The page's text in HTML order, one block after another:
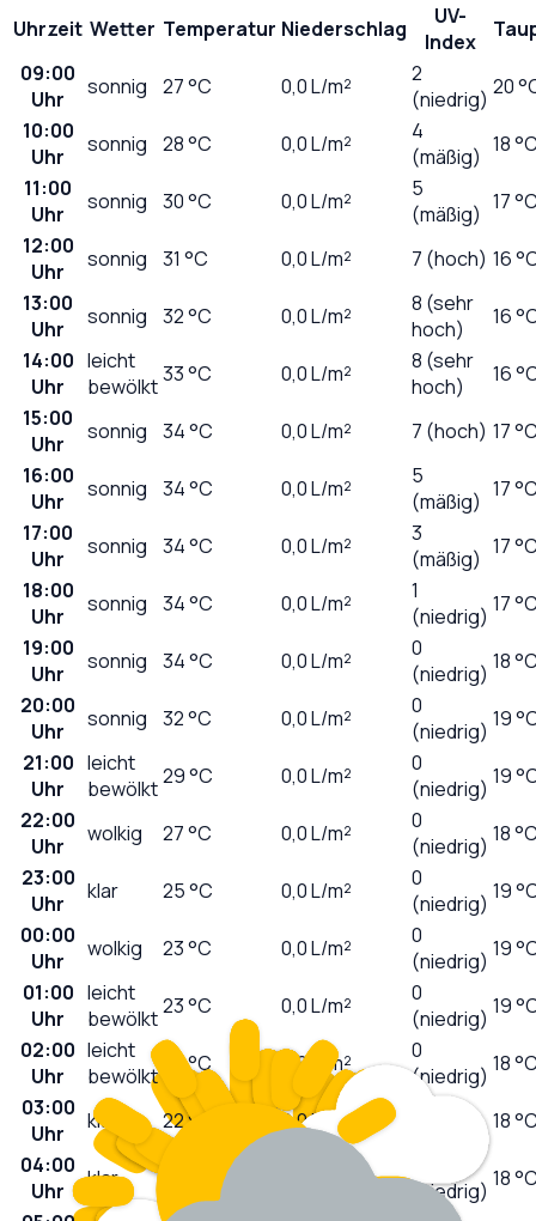
Uhrzeit Wetter Temperatur Niederschlag
UV-
Index
09:00
Uhr
sonnig 27°C 0,0L/m²
2
(niedrig) 20
10:00
Uhr
sonnig 28°C 0,0L/m²
4
(mäßig) 18
11:00
Uhr
sonnig 30°C 0,0L/m²
5
(mäßig) 17
12:00
Uhr
sonnig 31 °C 0,0L/m² 7 (hoch) 16
13:00
Uhr
sonnig 32°C 0,0L/m²
8 (sehr
hoch)
16
14:00
Uhr
leicht
bewölkt33°C 0,0L/m²
8 (sehr
hoch)
16
15:00
Uhr
sonnig 34°C 0,0L/m² 7 (hoch) 17
16:00
Uhr
sonnig 34°C 0,0L/m²
5
(mäßig) 17
17:00
Uhr
sonnig 34°C 0,0L/m²
3
(mäßig) 17
18:00
Uhr
sonnig 34°C 0,0L/m²
1
(niedrig) 17
19:00
Uhr
sonnig 34°C 0,0L/m²
0
(niedrig) 18
20:00
Uhr
sonnig 32°C 0,0L/m²
0
(niedrig) 19
21:00
Uhr
leicht
bewölkt29°C 0,0L/m²
0
(niedrig) 19
22:00
Uhr
wolkig 27°C 0,0L/m²
0
(niedrig) 18
23:00
Uhr
klar 25°C 0,0L/m²
0
(niedrig) 19
00:00
Uhr
wolkig 23°C 0,0L/m²
0
(niedrig) 19
01:00
Uhr
leicht
bewölkt23°C 0,0L/m²
0
(niedrig) 19
02:00
Uhr
leicht
bewölkt
22°C 0,0 L/m²
0
(niedrig) 18
03:00
Uhr
klar 22°C 0,0L/m²
(niedrig)18
04:00
Uhr
klar
(niedrig) 18